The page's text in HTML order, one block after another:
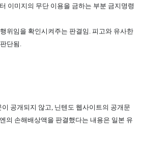
이미지의 무단 이용을 금하는 부분 금지명령
위임을 확인시켜주는 판결임. 피고와 유사한
단됨.
공개되지 않고, 닌텐도 웹사이트의 공개문
의 손해배상액을 판결했다는 내용은 일본 유